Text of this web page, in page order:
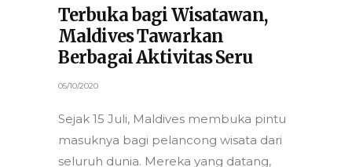
Terbuka bagi Wisatawan,
Maldives Tawarkan
Berbagai Aktivitas Seru
05/10/2020
Sejak 15 Juli, Maldives membuka pintu
masuknya bagi pelancong wisata dari
seluruh dunia. Mereka yang datang,